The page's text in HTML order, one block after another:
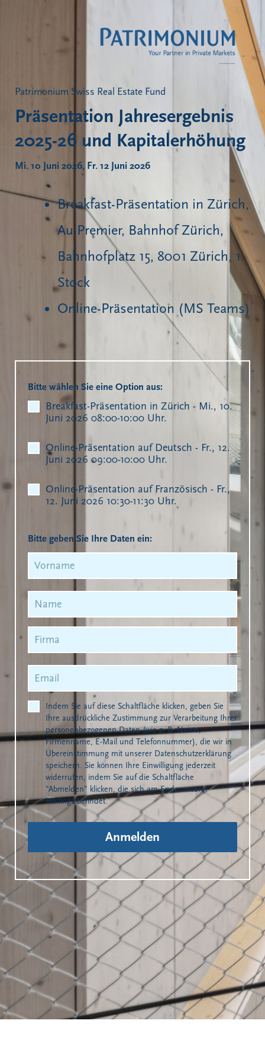
Patrimonium Swiss Real Estate Fund
Präsentation Jahresergebnis
2025-26 und Kapitalerhöhung
Mi. 10 Juni 2026, Fr. 12 Juni 2026
Breakfast-Präsentation in Zürich,
Au Premier, Bahnhof Zürich,
Bahnhofplatz 15, 8001 Zürich, 1.
Stock
Online-Präsentation (MS Teams)
Bitte wählen Sie eine Option aus:
Breakfast-Präsentation in Zürich - Mi., 10.
Juni 2026 08:00-10:00 Uhr.
Online-Präsentation auf Deutsch - Fr., 12.
Juni 2026 09:00-10:00 Uhr.
Online-Präsentation auf Französisch - Fr.,
12. Juni 2026 10:30-11:30 Uhr.
Bitte geben Sie Ihre Daten ein:
Indem Sie auf diese Schaltfläche klicken, geben Sie
Ihre ausdrückliche Zustimmung zur Verarbeitung Ihrer
personenbezogenen Daten (wie z. B. Name,
Firmenname, E-Mail und Telefonnummer), die wir in
Übereinstimmung mit unserer Datenschutzerklärung
speichern. Sie können Ihre Einwilligung jederzeit
widerrufen, indem Sie auf die Schaltfläche
"Abmelden" klicken, die sich am Ende unserer
Mailings befindet.
Anmelden